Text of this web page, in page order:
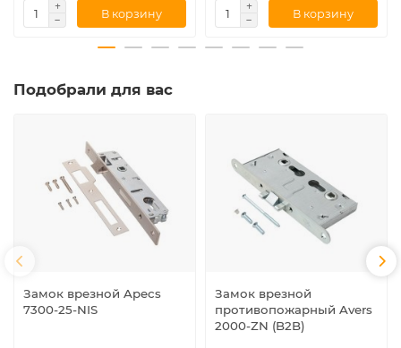
В корзину В корзину
Подобрали для вас
Замок врезной Apecs
7300-25-NIS
Замок врезной
противопожарный Avers
2000-ZN (B2B)